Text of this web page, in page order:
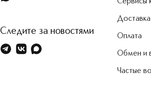
Следите за новостями
Доставка
Оплата
Обмен и
Частые